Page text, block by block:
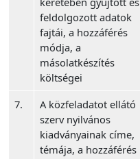
feldolgozott adatok
fajtái, a hozzáférés
módja, a
másolatkészítés
költségei
7.
A közfeladatot ellátó
szerv nyilvános
kiadványainak címe,
témája, a hozzáférés